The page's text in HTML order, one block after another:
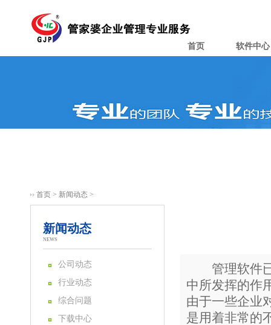
首页 软件中心
首页 > 新闻动态 >
新闻动态
NEWS
公司动态
行业动态
综合问题
下载中心
管理软件已
中所发挥的作
由于一些企业
是用着非常的